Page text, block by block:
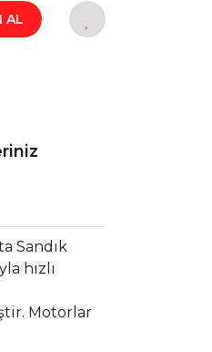
AL
Sandık
hızlı
Motorlar